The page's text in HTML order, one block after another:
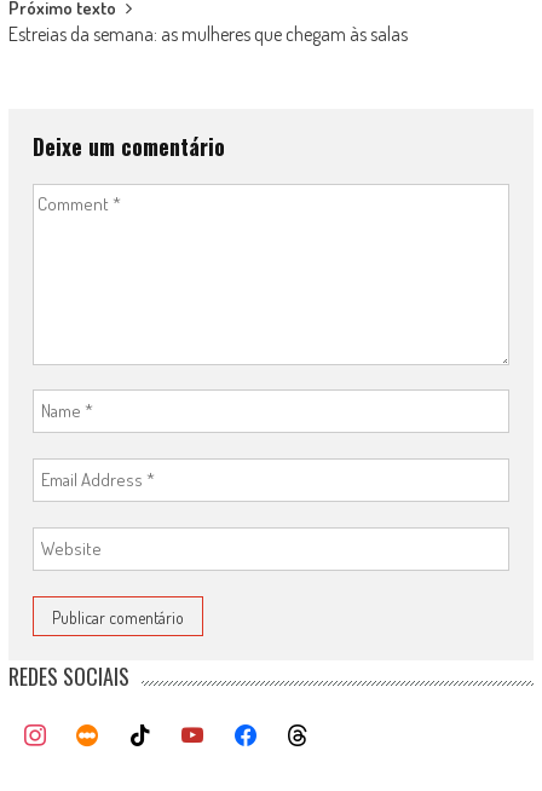
Próximo texto
Estreias da semana: as mulheres que chegam às salas
Deixe um comentário
REDES SOCIAIS